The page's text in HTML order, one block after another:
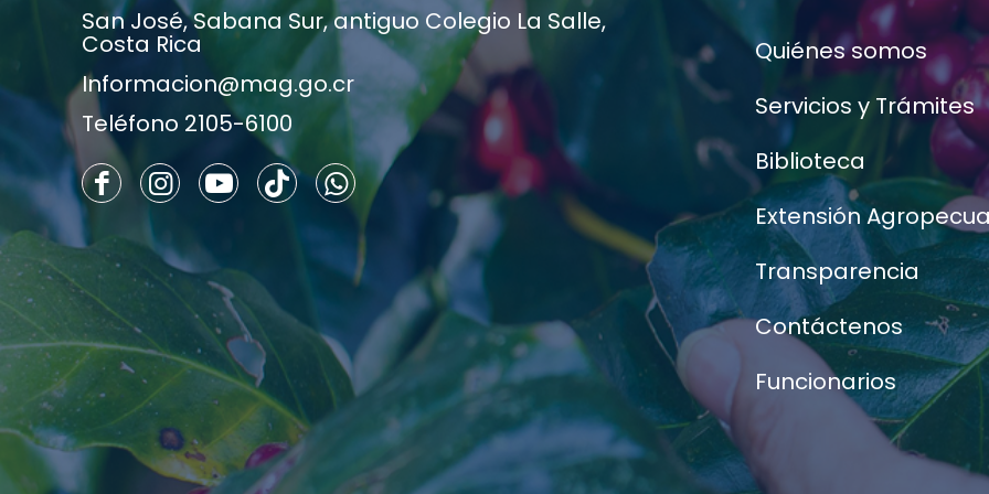
San José, Sabana Sur, antiguo Colegio La Salle,
Costa Rica
Informacion@mag.go.cr
Teléfono 2105-6100
Quiénes somos
Servicios y Trámites
Biblioteca
Extensión
Transparencia
Contáctenos
Funcionarios